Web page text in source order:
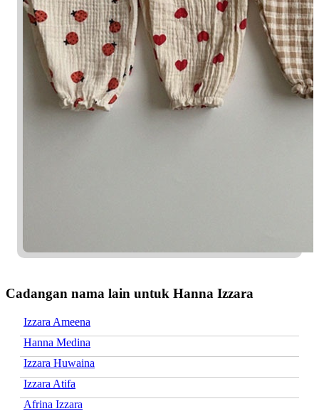
Cadangan nama lain untuk Hanna Izzara
Izzara Ameena
Hanna Medina
Izzara Huwaina
Izzara Atifa
Afrina Izzara